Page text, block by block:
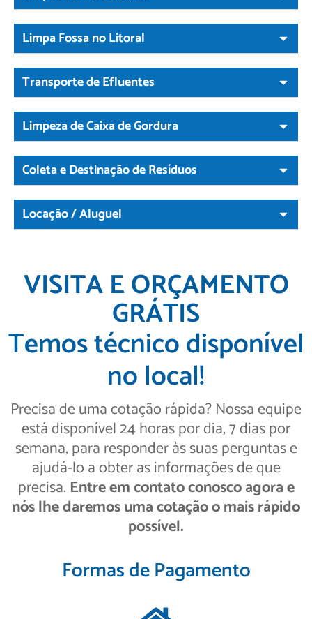
Limpa Fossa no Litoral
Transporte de Efluentes
Limpeza de Caixa de Gordura
Coleta e Destinação de Resíduos
Locação / Aluguel
VISITA E ORÇAMENTO
GRÁTIS
Temos técnico disponível
no local!
Precisa de uma cotação rápida? Nossa equipe
está disponível 24 horas por dia, 7 dias por
semana, para responder às suas perguntas e
ajudá-lo a obter as informações de que
precisa. Entre em contato conosco agora e
nós lhe daremos uma cotação o mais rápido
possível.
Formas de Pagamento